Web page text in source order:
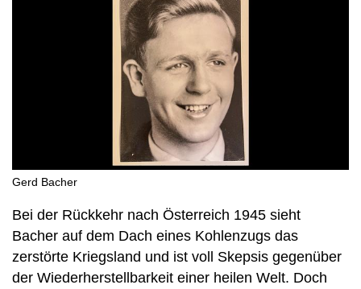
Gerd Bacher
Bei der Rückkehr nach Österreich 1945 sieht
Bacher auf dem Dach eines Kohlenzugs das
zerstörte Kriegsland und ist voll Skepsis gegenüber
der Wiederherstellbarkeit einer heilen Welt. Doch